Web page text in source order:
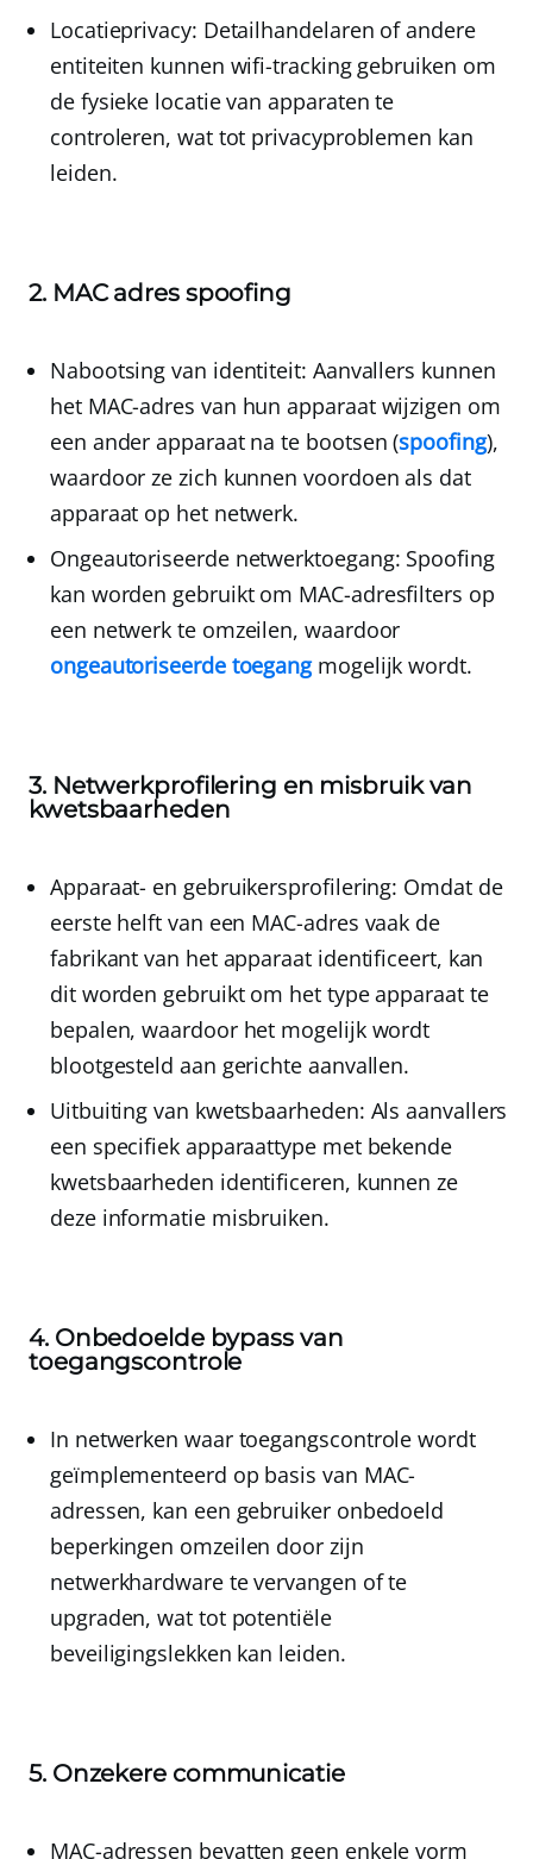
Locatieprivacy: Detailhandelaren of andere
entiteiten kunnen wifi-tracking gebruiken om
de fysieke locatie van apparaten te
controleren, wat tot privacyproblemen kan
leiden.
2. MAC adres spoofing
Nabootsing van identiteit: Aanvallers kunnen
het MAC-adres van hun apparaat wijzigen om
een ​​ander apparaat na te bootsen (spoofing),
waardoor ze zich kunnen voordoen als dat
apparaat op het netwerk.
Ongeautoriseerde netwerktoegang: Spoofing
kan worden gebruikt om MAC-adresfilters op
een netwerk te omzeilen, waardoor
ongeautoriseerde toegangmogelijk wordt.
3. Netwerkprofilering en misbruik van
kwetsbaarheden
Apparaat- en gebruikersprofilering: Omdat de
eerste helft van een MAC-adres vaak de
fabrikant van het apparaat identificeert, kan
dit worden gebruikt om het type apparaat te
bepalen, waardoor het mogelijk wordt
blootgesteld aan gerichte aanvallen.
Uitbuiting van kwetsbaarheden: Als aanvallers
een specifiek apparaattype met bekende
kwetsbaarheden identificeren, kunnen ze
deze informatie misbruiken.
4. Onbedoelde bypass van
toegangscontrole
In netwerken waar toegangscontrole wordt
geïmplementeerd op basis van MAC-
adressen, kan een gebruiker onbedoeld
beperkingen omzeilen door zijn
netwerkhardware te vervangen of te
upgraden, wat tot potentiële
beveiligingslekken kan leiden.
5. Onzekere communicatie
MAC-adressen bevatten geen enkele vorm